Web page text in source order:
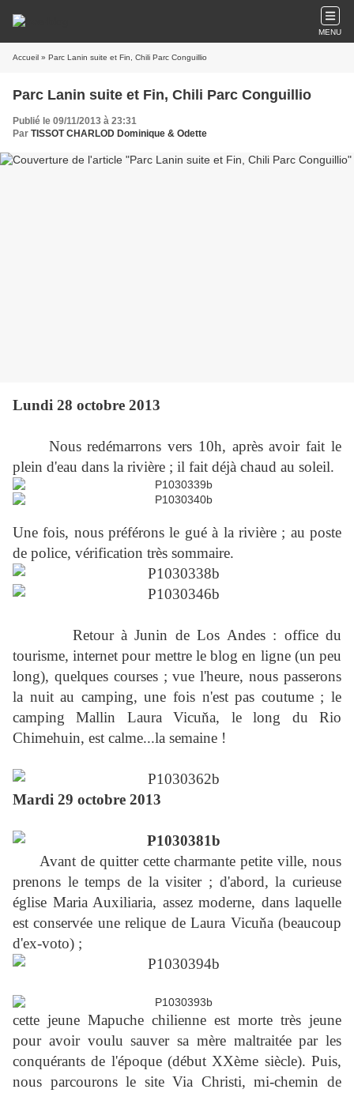
MENU
Accueil » Parc Lanin suite et Fin, Chili Parc Conguillio
Parc Lanin suite et Fin, Chili Parc Conguillio
Publié le 09/11/2013 à 23:31
Par TISSOT CHARLOD Dominique & Odette
Lundi 28 octobre 2013
Nous redémarrons vers 10h, après avoir fait le
plein d'eau dans la rivière ; il fait déjà chaud au soleil.
Une fois, nous préférons le gué à la rivière ; au poste
de police, vérification très sommaire.
Retour à Junin de Los Andes : office du
tourisme, internet pour mettre le blog en ligne (un peu
long), quelques courses ; vue l'heure, nous passerons
la nuit au camping, une fois n'est pas coutume ; le
camping Mallin Laura Vicuňa, le long du Rio
Chimehuin, est calme...la semaine !
Mardi 29 octobre 2013
Avant de quitter cette charmante petite ville, nous
prenons le temps de la visiter ; d'abord, la curieuse
église Maria Auxiliaria, assez moderne, dans laquelle
est conservée une relique de Laura Vicuňa (beaucoup
d'ex-voto) ;
cette jeune Mapuche chilienne est morte très jeune
pour avoir voulu sauver sa mère maltraitée par les
conquérants de l'époque (début XXème siècle). Puis,
nous parcourons le site Via Christi, mi-chemin de